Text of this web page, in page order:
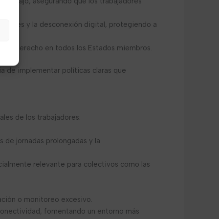
y la desconexión digital, protegiendo a
derecho en todos los Estados miembros.
de implementar políticas claras que
de los trabajadores:
de jornadas prolongadas y la
relevante para colectivos como las
o monitoreo excesivo.
fomentando un entorno más